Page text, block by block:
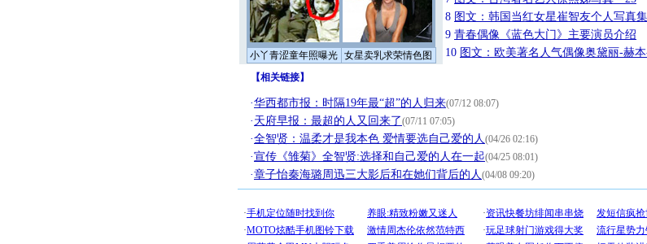
小丫青涩童年照曝光 女星卖乳求荣情色图
8 图文：韩国当红女星崔智友个人写真
9 青春偶像《蓝色大门》主要演员介绍
10 图文：欧美著名人气偶像奥黛丽-赫
【相关链接】
·华西都市报：时隔19年最“超”的人归来(07/12 08:07)
· 天府早报：最超的人又回来了(07/11 07:05)
·全智贤：温柔才是我本色 爱情要选自己爱的人(04/26 02:16)
·宣传《雏菊》全智贤:选择和自己爱的人在一起(04/25 08:01)
·章子怡秦海璐周迅三大影后和在她们背后的人(04/08 09:20)